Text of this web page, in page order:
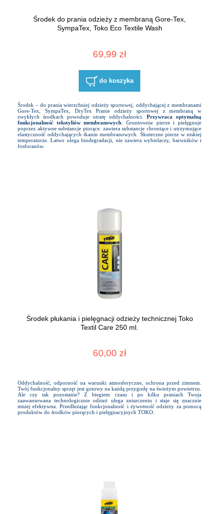
Środek do prania odzieży z membraną Gore-Tex,
SympaTex, Toko Eco Textile Wash
69,99 zł
do koszyka
Środek – do prania wierzchniej odzieży sportowej, oddychającej z membranami
Gore-Tex, SympaTex, DryTex Pranie odzieży sportowej z membraną w
zwykłych środkach powoduje utratę oddychalności. Przywraca optymalną
funkcjonalność tekstyliów membranowych. Gruntownie pierze i pielęgnuje
poprzez aktywne substancje piorące. zawiera substancje chroniące i utrzymujące
elastyczność oddychających tkanin membranowych. Skuteczne pierze w niskiej
temperaturze. Łatwo ulega biodegradacji, nie zawiera wybielaczy, barwników i
fosforanów.
Środek płukania i pielęgnacji odzieży technicznej Toko
Textil Care 250 ml.
60,00 zł
Oddychalność, odporność na warunki atmosferyczne, ochrona przed zimnem.
Twój funkcjonalny sprzęt jest gotowy na każdą przygodę na świeżym powietrzu.
Ale czy tak pozostanie? Z biegiem czasu i po kilku praniach Twoja
zaawansowana technologicznie odzież ulega zniszczeniu i staje się znacznie
mniej efektywna. Przedłużając funkcjonalność i żywotność odzieży za pomocą
produktów do środków piorących i pielęgnacyjnych TOKO.